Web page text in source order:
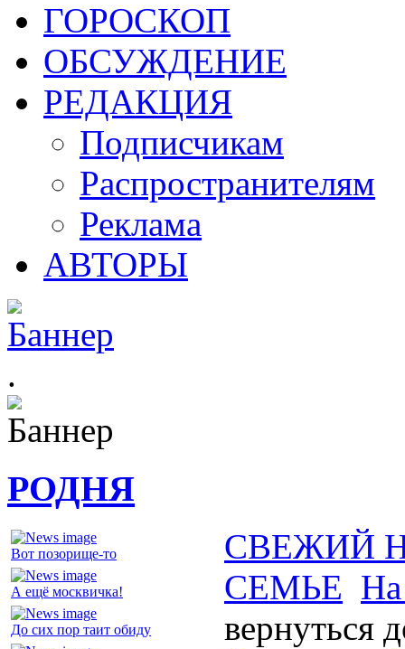
ГОРОСКОП
ОБСУЖДЕНИЕ
РЕДАКЦИЯ
Подписчикам
Распространителям
Реклама
АВТОРЫ
.
РОДНЯ
Вот позорище-то
А ещё москвичка!
До сих пор таит обиду
СВЕЖИЙ
СЕМЬЕ На
вернуться